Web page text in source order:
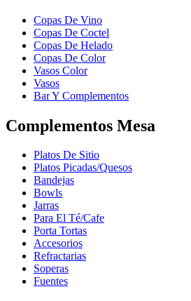
Copas De Vino
Copas De Coctel
Copas De Helado
Copas De Color
Vasos Color
Vasos
Bar Y Complementos
Complementos Mesa
Platos De Sitio
Platos Picadas/Quesos
Bandejas
Bowls
Jarras
Para El Té/Cafe
Porta Tortas
Accesorios
Refractarias
Soperas
Fuentes